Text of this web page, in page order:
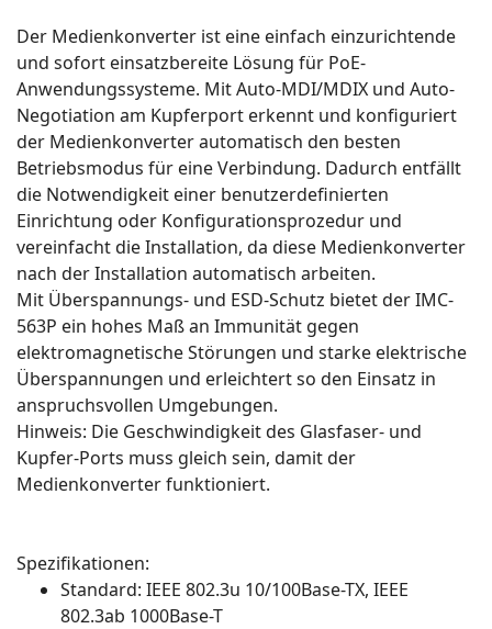
Der Medienkonverter ist eine einfach einzurichtende
und sofort einsatzbereite Lösung für PoE-
Anwendungssysteme. Mit Auto-MDI/MDIX und Auto-
Negotiation am Kupferport erkennt und konfiguriert
der Medienkonverter automatisch den besten
Betriebsmodus für eine Verbindung. Dadurch entfällt
die Notwendigkeit einer benutzerdefinierten
Einrichtung oder Konfigurationsprozedur und
vereinfacht die Installation, da diese Medienkonverter
nach der Installation automatisch arbeiten.
Mit Überspannungs- und ESD-Schutz bietet der IMC-
563P ein hohes Maß an Immunität gegen
elektromagnetische Störungen und starke elektrische
Überspannungen und erleichtert so den Einsatz in
anspruchsvollen Umgebungen.
Hinweis: Die Geschwindigkeit des Glasfaser- und
Kupfer-Ports muss gleich sein, damit der
Medienkonverter funktioniert.
Spezifikationen:
Standard: IEEE 802.3u 10/100Base-TX, IEEE
802.3ab 1000Base-T